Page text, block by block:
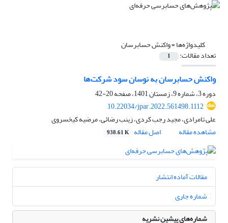
کلیدواژه‌ها =واکنش حسابرسان
تعداد مقالات: 1
واکنش حسابرسان به نوسان سود شرکت‌ها
دوره 3، شماره 9، زمستان 1401، صفحه
20-42
10.22034/jpar.2022.561498.1112
علی تامرادی، مجید رجب کردی، زینب رضائی، مرضیه کیخسروی
مشاهده مقاله
اصل مقاله 938.61 K
مقالات آماده انتشار
شماره جاری
شماره‌های پیشین نشریه